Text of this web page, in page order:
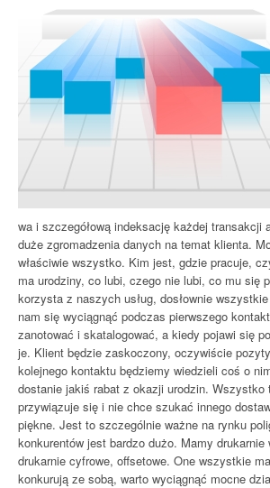
wa i szczegółową indeksację każdej transakcji
duże zgromadzenia danych na temat klienta.
właściwie wszystko. Kim jest, gdzie pracuje,
ma urodziny, co lubi, czego nie lubi, co mu się
korzysta z naszych usług, dosłownie
nam się wyciągnąć podczas pierwszego
zanotować i skatalogować, a kiedy pojawi się
je. Klient będzie zaskoczony, oczywiście
kolejnego kontaktu będziemy wiedzieli coś o
dostanie jakiś rabat z okazji urodzin. Wszystko
przywiązuje się i nie chce szukać innego
piękne. Jest to szczególnie ważne na rynku
konkurentów jest bardzo dużo. Mamy drukarnie
drukarnie cyfrowe, offsetowe. One wszystkie
konkurują ze sobą, warto wyciągnąć mocne